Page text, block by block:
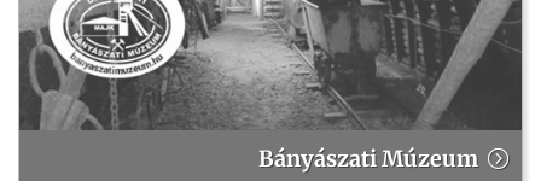
Bányászati Múzeum